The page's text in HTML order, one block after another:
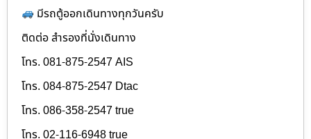
มีรถตู้ออกเดินทางทุกวันครับ
ติดต่อ สำรองที่นั่งเดินทาง
โทร. 081-875-2547 AIS
โทร. 084-875-2547 Dtac
โทร. 086-358-2547 true
โทร. 02-116-6948 true